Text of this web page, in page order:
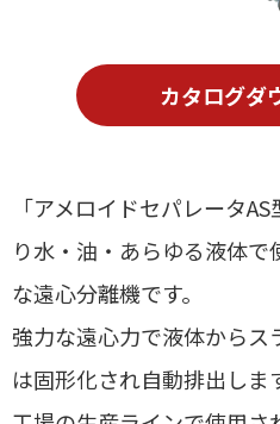
カタログダ
「アメロイドセパレータ
り水・油・あらゆる液体
な遠心分離機です。
強力な遠心力で液体から
は固形化され自動排出しま